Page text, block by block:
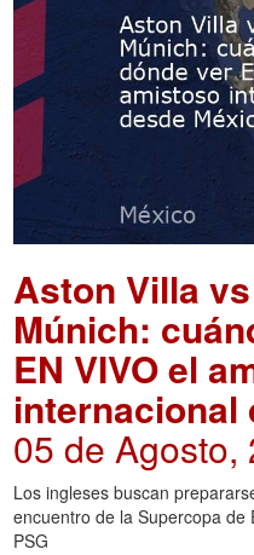
Aston Villa
Múnich:
EN VIVO el
internacional
05 de Agosto,
Los ingleses buscan
encuentro de la Supercopa
PSG